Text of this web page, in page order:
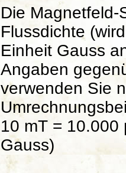
Die Magnetfeld-
Flussdichte
Einheit Gauss
Angaben
verwenden Sie
10 mT = 10.000
Gauss)